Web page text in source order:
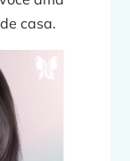
casa.